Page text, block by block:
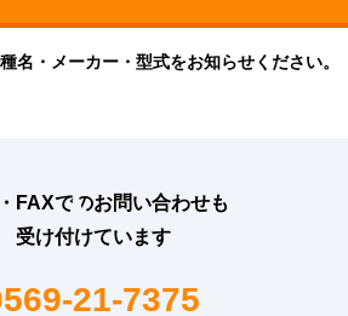
名・メーカー・型式をお知らせください。
FAXでのお問い合わせも
受け付けています
21-7375